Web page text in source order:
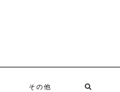
その他